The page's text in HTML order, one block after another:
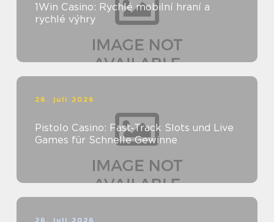
1Win Casino: Rychlé mobilní hraní a
rychlé výhry
26. juli 2026
Pistolo Casino: Fast‑Track Slots und Live
Games für Schnelle Gewinne
26. juli 2026